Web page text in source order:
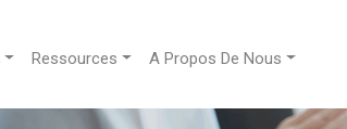
Ressources A Propos De Nous